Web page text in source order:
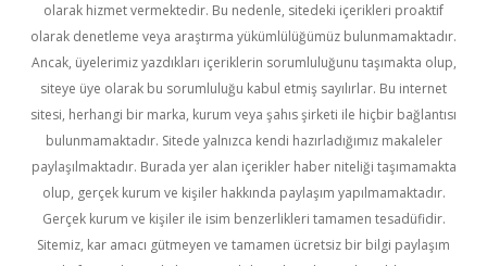
olarak hizmet vermektedir. Bu nedenle, sitedeki içerikleri proaktif
olarak denetleme veya araştırma yükümlülüğümüz bulunmamaktadır.
Ancak, üyelerimiz yazdıkları içeriklerin sorumluluğunu taşımakta olup,
siteye üye olarak bu sorumluluğu kabul etmiş sayılırlar. Bu internet
sitesi, herhangi bir marka, kurum veya şahıs şirketi ile hiçbir bağlantısı
bulunmamaktadır. Sitede yalnızca kendi hazırladığımız makaleler
paylaşılmaktadır. Burada yer alan içerikler haber niteliği taşımamakta
olup, gerçek kurum ve kişiler hakkında paylaşım yapılmamaktadır.
Gerçek kurum ve kişiler ile isim benzerlikleri tamamen tesadüfidir.
Sitemiz, kar amacı gütmeyen ve tamamen ücretsiz bir bilgi paylaşım